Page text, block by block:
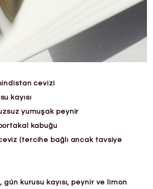
cevizi
kayısı
yumuşak peynir
kabuğu
(tercihe bağlı ancak tavsiye
gün kurusu kayısı, peynir ve limon